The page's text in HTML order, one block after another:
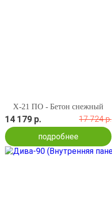
X-21 ПО - Бетон снежный
14 179 р.
17 724 р.
подробнее